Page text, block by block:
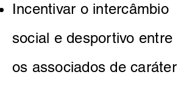
Incentivar o intercâmbio
social e desportivo entre
os associados de caráter